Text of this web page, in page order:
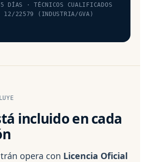
DÍAS · TÉCNICOS CUALIFICADOS
22579 (INDUSTRIA/GVA)
incluido en cada
opera con Licencia Oficial